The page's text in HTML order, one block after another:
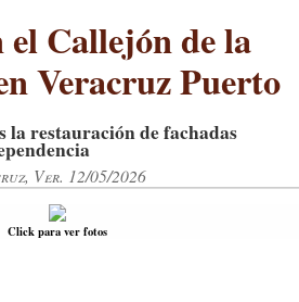
Callejón de la
Veracruz Puerto
la restauración de fachadas
Ver. 12/05/2026
Click para ver fotos